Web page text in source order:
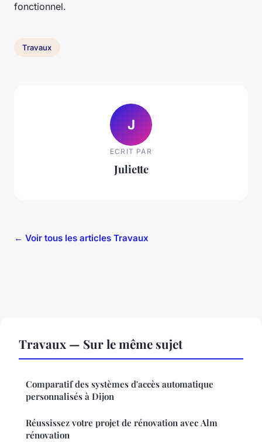
fonctionnel.
Travaux
J
ECRIT PAR
Juliette
← Voir tous les articles Travaux
Travaux — Sur le même sujet
Comparatif des systèmes d'accès automatique
personnalisés à Dijon
Réussissez votre projet de rénovation avec Alm
rénovation